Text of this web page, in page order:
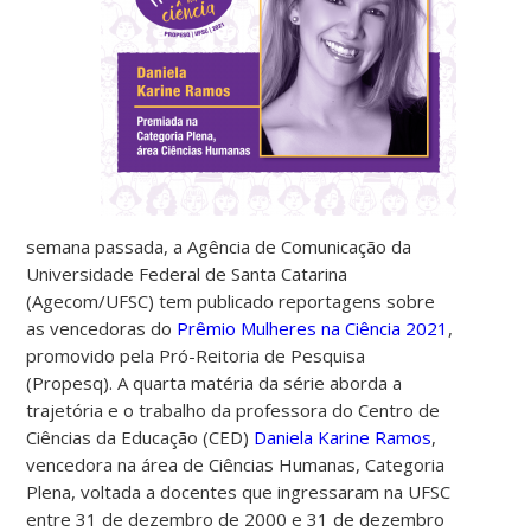
semana passada, a Agência de Comunicação da
Universidade Federal de Santa Catarina
(Agecom/UFSC) tem publicado reportagens sobre
as vencedoras do Prêmio Mulheres na Ciência 2021 ,
promovido pela Pró-Reitoria de Pesquisa
(Propesq). A quarta matéria da série aborda a
trajetória e o trabalho da professora do Centro de
Ciências da Educação (CED) Daniela Karine Ramos,
vencedora na área de Ciências Humanas, Categoria
Plena, voltada a docentes que ingressaram na UFSC
entre 31 de dezembro de 2000 e 31 de dezembro